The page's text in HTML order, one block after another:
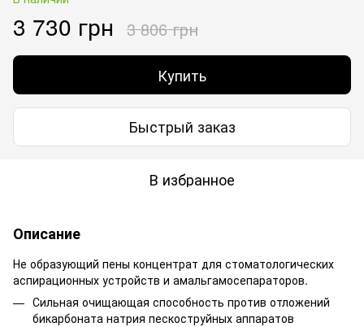
3 730 грн 3 806 грн
Купить
Быстрый заказ
В избранное
Описание
Не образующий пены концентрат для стоматологических
аспирационных устройств и амальгамосепараторов.
Сильная очищающая способность против отложений
бикарбоната натрия пескоструйных аппаратов